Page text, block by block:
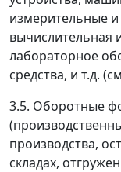
измерительные
вычислительная
лабораторное
средства, и т.д.
3.5. Оборотные
производства,
складах,